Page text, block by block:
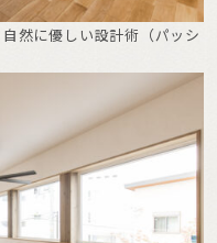
然に優しい設計術（パッシ